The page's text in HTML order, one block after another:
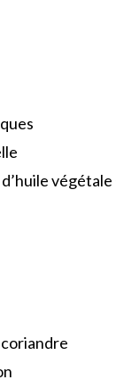
végétale